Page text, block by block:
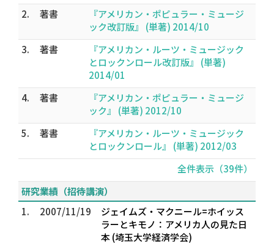
2.
著書
『アメリカン・ポピュラー・ミュージ
ック改訂版』 (単著) 2014/10
3.
著書
『アメリカン・ルーツ・ミュージック
とロックンロール改訂版』 (単著)
2014/01
4.
著書
『アメリカン・ポピュラー・ミュージ
ック』 (単著) 2012/10
5.
著書
『アメリカン・ルーツ・ミュージック
とロックンロール』 (単著) 2012/03
全件表示（39件）
研究業績（招待講演）
1.
2007/11/19
ジェイムズ・マクニール=ホイッス
ラーとキモノ：アメリカ人の見た日
本 (埼玉大学経済学会)